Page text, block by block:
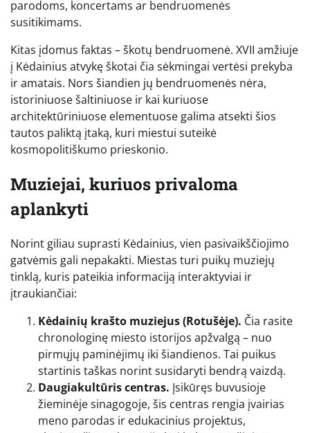
parodoms, koncertams ar bendruomenės
susitikimams.
Kitas įdomus faktas – škotų bendruomenė. XVII amžiuje
į Kėdainius atvykę škotai čia sėkmingai vertėsi prekyba
ir amatais. Nors šiandien jų bendruomenės nėra,
istoriniuose šaltiniuose ir kai kuriuose
architektūriniuose elementuose galima atsekti šios
tautos paliktą įtaką, kuri miestui suteikė
kosmopolitiškumo prieskonio.
Muziejai, kuriuos privaloma
aplankyti
Norint giliau suprasti Kėdainius, vien pasivaikščiojimo
gatvėmis gali nepakakti. Miestas turi puikų muziejų
tinklą, kuris pateikia informaciją interaktyviai ir
įtraukiančiai:
Kėdainių krašto muziejus (Rotušėje). Čia rasite
chronologinę miesto istorijos apžvalgą – nuo
pirmųjų paminėjimų iki šiandienos. Tai puikus
startinis taškas norint susidaryti bendrą vaizdą.
Daugiakultūris centras. Įsikūręs buvusioje
žieminėje sinagogoje, šis centras rengia įvairias
meno parodas ir edukacinius projektus,